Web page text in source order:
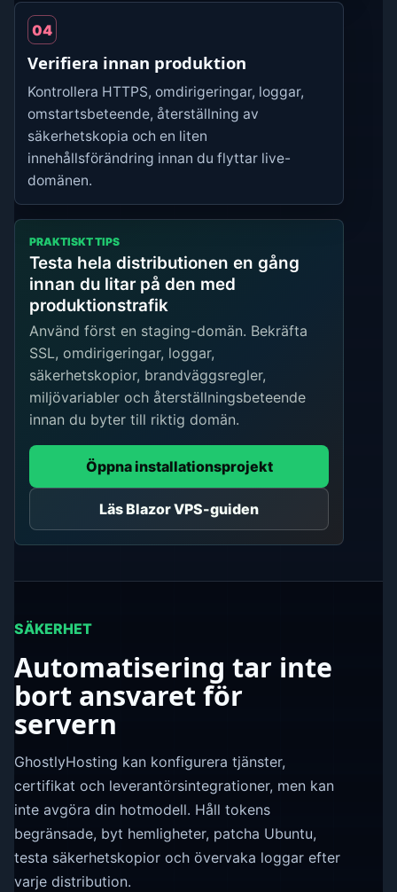
04
Verifiera innan produktion
Kontrollera HTTPS, omdirigeringar, loggar,
omstartsbeteende, återställning av
säkerhetskopia och en liten
innehållsförändring innan du flyttar live-
domänen.
PRAKTISKT TIPS
Testa hela distributionen en gång
innan du litar på den med
produktionstrafik
Använd först en staging-domän. Bekräfta
SSL, omdirigeringar, loggar,
säkerhetskopior, brandväggsregler,
miljövariabler och återställningsbeteende
innan du byter till riktig domän.
Öppna installationsprojekt
Läs Blazor VPS-guiden
SÄKERHET
Automatisering tar inte
bort ansvaret för
servern
GhostlyHosting kan konfigurera tjänster,
certifikat och leverantörsintegrationer, men kan
inte avgöra din hotmodell. Håll tokens
begränsade, byt hemligheter, patcha Ubuntu,
testa säkerhetskopior och övervaka loggar efter
varje distribution.